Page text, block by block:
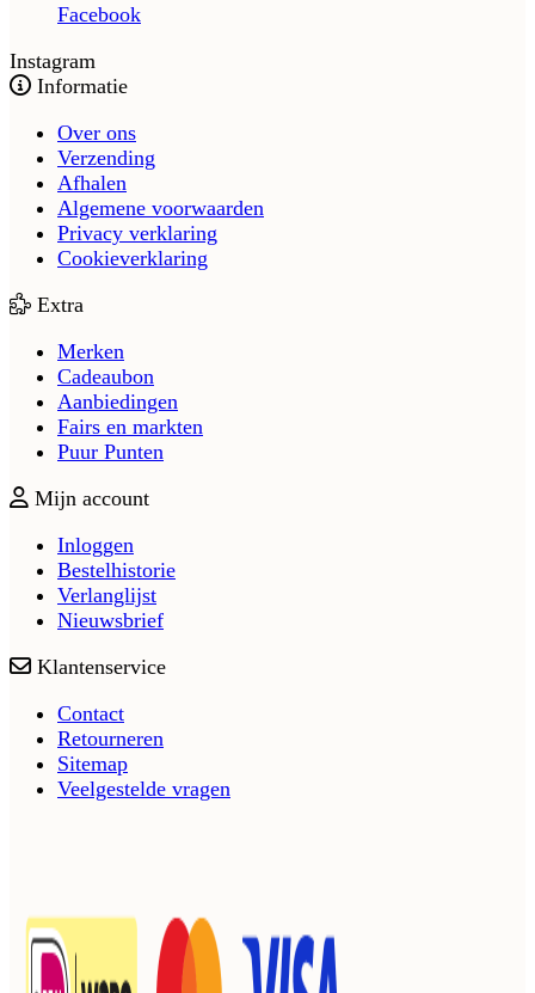
Facebook
Instagram
Informatie
Over ons
Verzending
Afhalen
Algemene voorwaarden
Privacy verklaring
Cookieverklaring
Extra
Merken
Cadeaubon
Aanbiedingen
Fairs en markten
Puur Punten
Mijn account
Inloggen
Bestelhistorie
Verlanglijst
Nieuwsbrief
Klantenservice
Contact
Retourneren
Sitemap
Veelgestelde vragen